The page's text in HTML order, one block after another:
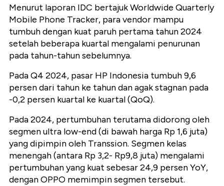
Menurut laporan IDC bertajuk Worldwide Quarterly
Mobile Phone Tracker, para vendor mampu
tumbuh dengan kuat paruh pertama tahun 2024
setelah beberapa kuartal mengalami penurunan
pada tahun-tahun sebelumnya.
Pada Q4 2024, pasar HP Indonesia tumbuh 9,6
persen dari tahun ke tahun dan agak stagnan pada
-0,2 persen kuartal ke kuartal (QoQ).
Pada 2024, pertumbuhan terutama didorong oleh
segmen ultra low-end (di bawah harga Rp 1,6 juta)
yang dipimpin oleh Transsion. Segmen kelas
menengah (antara Rp 3,2- Rp9,8 juta) mengalami
pertumbuhan yang kuat sebesar 24,9 persen YoY,
dengan OPPO memimpin segmen tersebut.